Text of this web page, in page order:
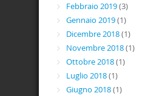
Febbraio 2019(3)
Gennaio 2019(1)
Dicembre 2018(1)
Novembre 2018(1)
Ottobre 2018(1)
Luglio 2018(1)
Giugno 2018(1)